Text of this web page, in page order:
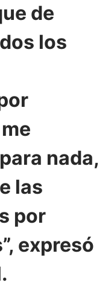
de
los
nada,
las
por
expresó